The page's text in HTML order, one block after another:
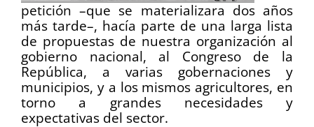
petición –que se materializara dos años
más tarde–, hacía parte de una larga lista
de propuestas de nuestra organización al
gobierno nacional, al Congreso de la
República, a varias gobernaciones y
municipios, y a los mismos agricultores, en
torno a grandes necesidades y
expectativas del sector.